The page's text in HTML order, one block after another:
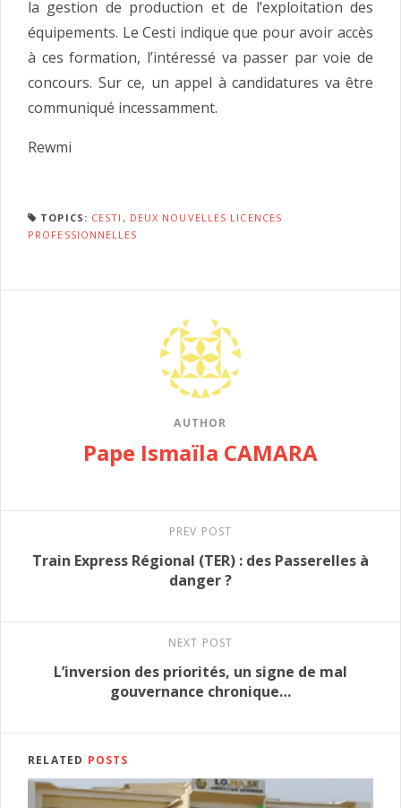
la gestion de production et de l’exploitation des
équipements. Le Cesti indique que pour avoir accès
à ces formation, l’intéressé va passer par voie de
concours. Sur ce, un appel à candidatures va être
communiqué incessamment.
Rewmi
TOPICS: CESTI , DEUX NOUVELLES LICENCES
PROFESSIONNELLES
AUTHOR
Pape Ismaïla CAMARA
PREV POST
Train Express Régional (TER) : des Passerelles à
danger ?
NEXT POST
L’inversion des priorités, un signe de mal
gouvernance chronique…
RELATED POSTS